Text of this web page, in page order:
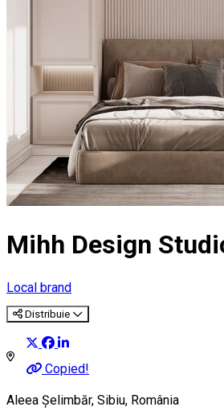
Mihh Design
Local brand
Distribuie
Copied!
Aleea Șelimbăr, Sibiu, România